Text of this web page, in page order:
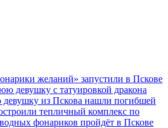
желаний» запустили в Пскове
девушку с татуировкой дракона
из Пскова нашли погибшей
тепличный комплекс по
фонариков пройдёт в Пскове